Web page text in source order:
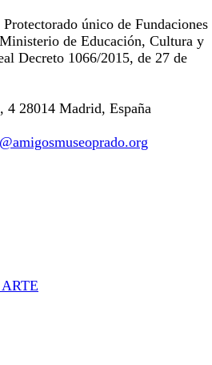
único de Fundaciones
de Educación, Cultura y
Decreto 1066/2015, de 27 de
4 28014 Madrid, España